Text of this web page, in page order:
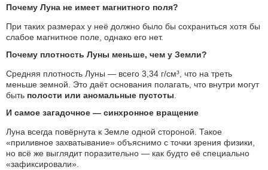
Почему Луна не имеет магнитного поля?
При таких размерах у неё должно было бы сохраниться хотя бы
слабое магнитное поле, однако его нет.
Почему плотность Луны меньше, чем у Земли?
Средняя плотность Луны — всего 3,34 г/см³, что на треть
меньше земной. Это даёт основания полагать, что внутри могут
быть полости или аномальные пустоты
И самое загадочное — синхронное вращение
Луна всегда повёрнута к Земле одной стороной. Такое
«приливное захватывание» объяснимо с точки зрения физики,
но всё же выглядит поразительно — как будто её специально
«зафиксировали».